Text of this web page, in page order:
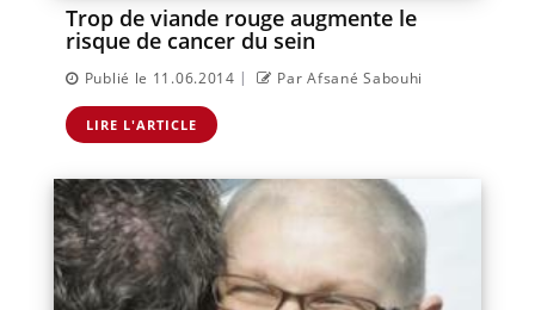
Trop de viande rouge augmente le
risque de cancer du sein
Publié le 11.06.2014 | Par Afsané Sabouhi
LIRE L'ARTICLE